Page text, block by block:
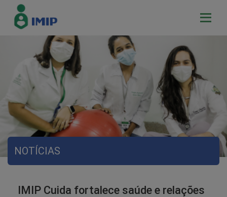
NOTÍCIAS
IMIP Cuida fortalece saúde e relações